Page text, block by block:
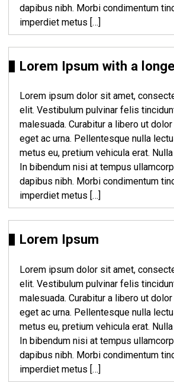
dapibus nibh. Morbi condimentum
imperdiet metus […]
Lorem Ipsum with a
Lorem ipsum dolor sit amet,
elit. Vestibulum pulvinar felis
malesuada. Curabitur a libero ut
eget ac urna. Pellentesque nulla
metus eu, pretium vehicula erat.
In bibendum nisi at tempus
dapibus nibh. Morbi condimentum
imperdiet metus […]
Lorem Ipsum
Lorem ipsum dolor sit amet,
elit. Vestibulum pulvinar felis
malesuada. Curabitur a libero ut
eget ac urna. Pellentesque nulla
metus eu, pretium vehicula erat.
In bibendum nisi at tempus
dapibus nibh. Morbi condimentum
imperdiet metus […]